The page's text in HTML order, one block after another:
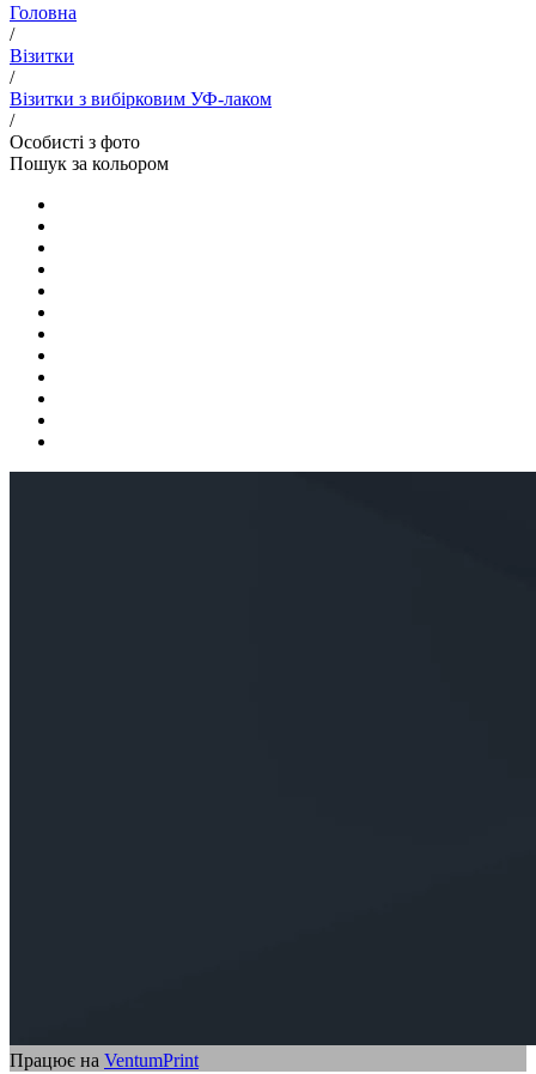
Головна
/
Візитки
/
Візитки з вибірковим УФ-лаком
/
Особисті з фото
Пошук за кольором
Працює на VentumPrint